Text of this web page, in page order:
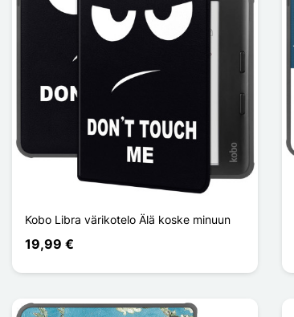
Kobo Libra värikotelo Älä koske minuun
19,99 €